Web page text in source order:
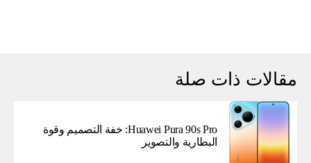
مقالات ذات صلة
Huawei Pura 90s Pro: خفة التصميم وقوة
البطارية والتصوير